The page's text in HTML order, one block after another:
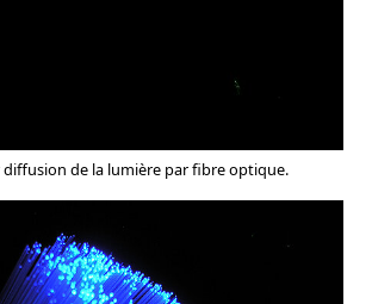
diffusion de la lumière par fibre optique.